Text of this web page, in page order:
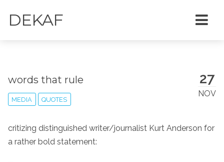
DEKAF
27
NOV
words that rule
MEDIA QUOTES
critizing distinguished writer/journalist Kurt Anderson for
a rather bold statement: